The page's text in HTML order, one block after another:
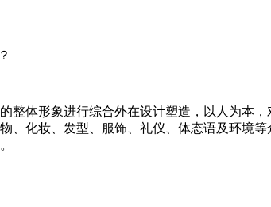
整体形象进行综合外在设计塑造，以人为本
化妆、发型、服饰、礼仪、体态语及环境